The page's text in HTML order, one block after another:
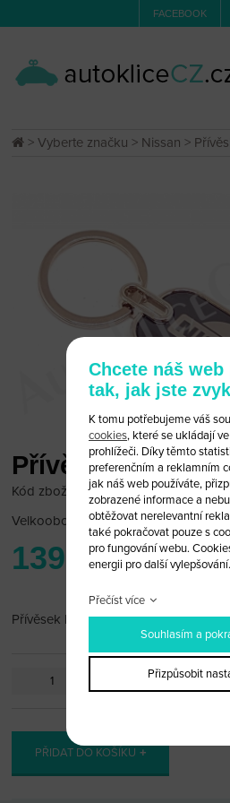
FACEBOOK
>Vyberte značku > Nissan >
Přívěsek Nissan
Kód zboží: NIS_PR56
Velkoobchodní cena: po přihlášení
139 Kč
Přívěsek Nissan
PŘIDAT DO KOŠÍKU
Chcete náš
tak, jak jste
K tomu potřebujeme váš
cookies, které se ukládají
prohlížeči. Díky těmto
preferenčním a reklamním
jak náš web používáte,
zobrazené informace a
obtěžovat nerelevantní
také pokračovat pouze s
pro fungování webu.
energii pro další vylepšování.
Přečíst více
Souhlasím a
Přizpůsobit